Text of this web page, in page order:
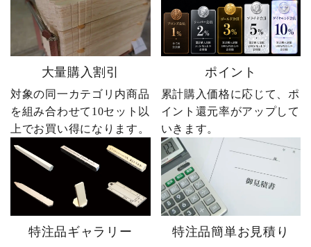
大量購入割引
対象の同一カテゴリ内商品
を組み合わせて10セット以
上でお買い得になります。
ポイント
累計購入価格に応じて、ポ
イント還元率がアップして
いきます。
特注品ギャラリー 特注品簡単お見積り